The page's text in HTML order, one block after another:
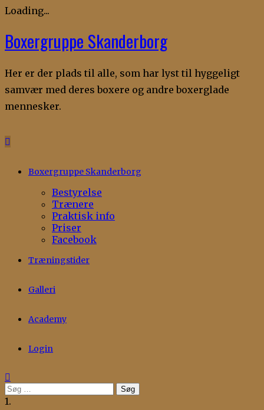
Loading...
Skip
to
Boxergruppe Skanderborg
Her er der plads til alle, som har lyst til hyggeligt
samvær med deres boxere og andre boxerglade
mennesker.
Boxergruppe Skanderborg
Bestyrelse
Trænere
Praktisk info
Priser
Facebook
Træningstider
Galleri
Academy
Login
Søg
efter:
1.